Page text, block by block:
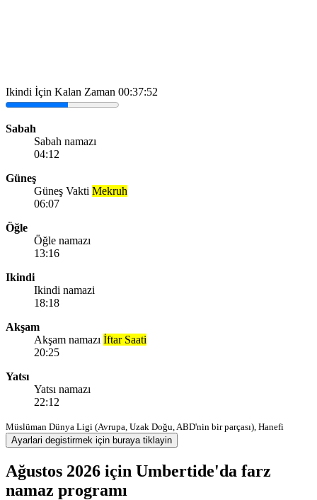
Ikindi İçin Kalan Zaman 00:37:52
Sabah
Sabah namazı
04:12
Güneş
Güneş Vakti Mekruh
06:07
Öğle
Öğle namazı
13:16
Ikindi
Ikindi namazi
18:18
Akşam
Akşam namazı İftar Saati
20:25
Yatsı
Yatsı namazı
22:12
Müslüman Dünya Ligi (Avrupa, Uzak Doğu, ABD'nin bir parçası), Hanefi
Ayarlari degistirmek için buraya tiklayin
Ağustos 2026 için Umbertide'da farz
namaz programı